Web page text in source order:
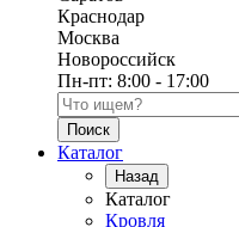
Краснодар
Москва
Новороссийск
Пн-пт: 8:00 - 17:00
Поиск по каталогу
Каталог
Назад
Каталог
Кровля